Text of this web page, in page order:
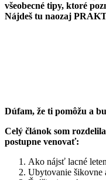
všeobecné tipy, ktoré
Nájdeš tu naozaj
Dúfam, že ti pomôžu a
Celý článok som
postupne venovať:
Ako nájsť lacné
Ubytovanie šikovne